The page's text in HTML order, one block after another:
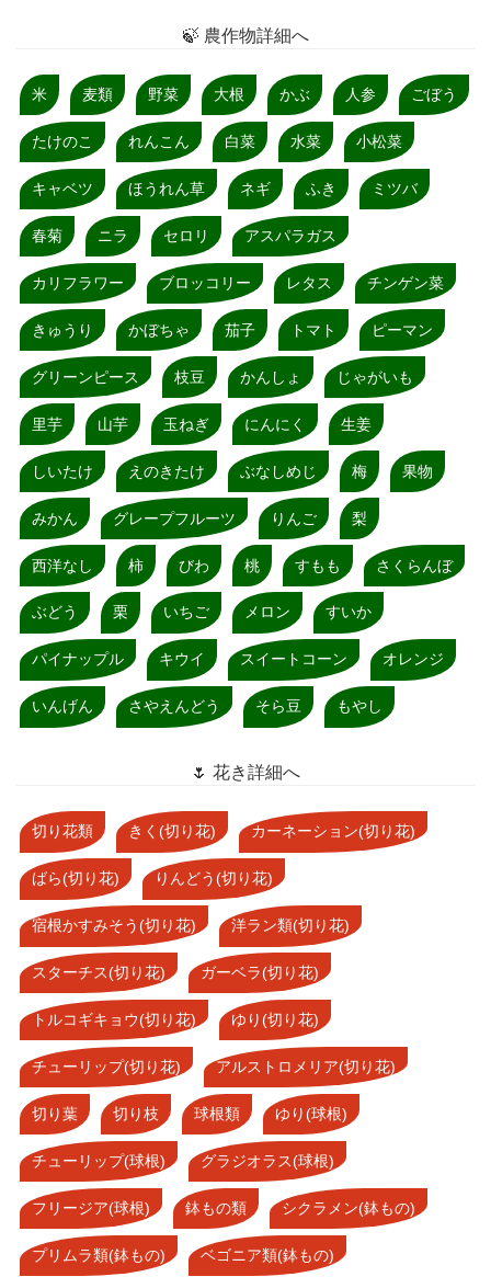
🍃 農作物詳細へ
米 麦類 野菜 大根 かぶ 人参 ごぼう
たけのこ れんこん 白菜 水菜 小松菜
キャベツ ほうれん草 ネギ ふき ミツバ
春菊 ニラ セロリ アスパラガス
カリフラワー ブロッコリー レタス チンゲン菜
きゅうり かぼちゃ 茄子 トマト ピーマン
グリーンピース 枝豆 かんしょ じゃがいも
里芋 山芋 玉ねぎ にんにく 生姜
しいたけ えのきたけ ぶなしめじ 梅 果物
みかん グレープフルーツ りんご 梨
西洋なし 柿 びわ 桃 すもも さくらんぼ
ぶどう 栗 いちご メロン すいか
パイナップル キウイ スイートコーン オレンジ
いんげん さやえんどう そら豆 もやし
🌷 花き詳細へ
切り花類 きく(切り花) カーネーション(切り花)
ばら(切り花) りんどう(切り花)
宿根かすみそう(切り花) 洋ラン類(切り花)
スターチス(切り花) ガーベラ(切り花)
トルコギキョウ(切り花) ゆり(切り花)
チューリップ(切り花) アルストロメリア(切り花)
切り葉 切り枝 球根類 ゆり(球根)
チューリップ(球根) グラジオラス(球根)
フリージア(球根) 鉢もの類 シクラメン(鉢もの)
プリムラ類(鉢もの) ベゴニア類(鉢もの)